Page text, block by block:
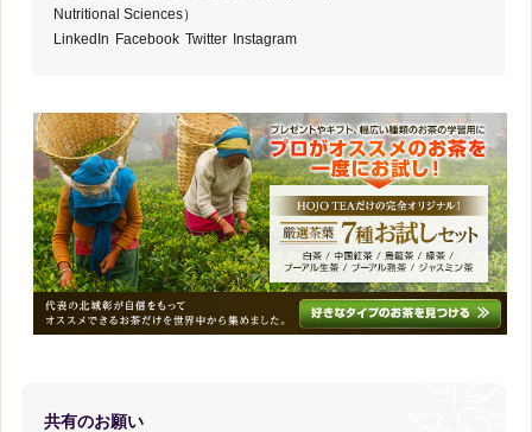
Nutritional Sciences）
LinkedIn Facebook Twitter Instagram
共有のお願い